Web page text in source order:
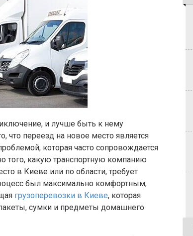
и лучше быть к нему
что переезд на новое место является
которая часто сопровождается
того, какую транспортную компанию
в Киеве или по области, требует
был максимально комфортным,
грузоперевозки в Киеве, которая
сумки и предметы домашнего